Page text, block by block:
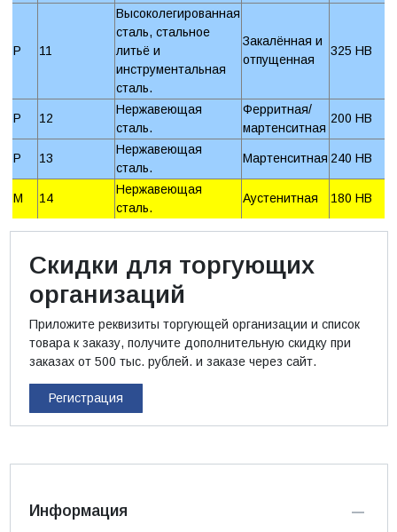
P 11
Высоколегированная
сталь, стальное
литьё и
инструментальная
сталь.
Закалённая и
отпущенная
325 HB
P 12
Нержавеющая
сталь.
Ферритная/
мартенситная
200 HB
P 13
Нержавеющая
сталь.
Мартенситная 240 HB
M 14
Нержавеющая
сталь.
Аустенитная 180 HB
Скидки для торгующих
организаций
Приложите реквизиты торгующей организации и список
товара к заказу, получите дополнительную скидку при
заказах от 500 тыс. рублей. и заказе через сайт.
Регистрация
Информация